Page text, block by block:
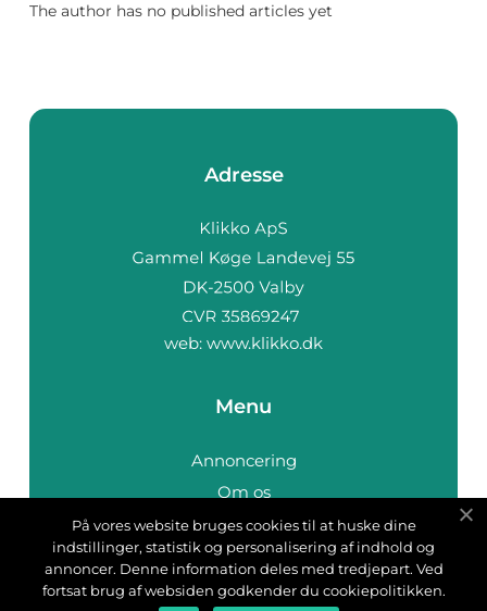
The author has no published articles yet
Adresse
web: www.klikko.dk
Menu
Annoncering
Om os
Cookies
Kontakt os
Sitemap
På vores website bruges cookies til at huske dine
indstillinger, statistik og personalisering af indhold og
annoncer. Denne information deles med tredjepart. Ved
fortsat brug af websiden godkender du cookiepolitikken.